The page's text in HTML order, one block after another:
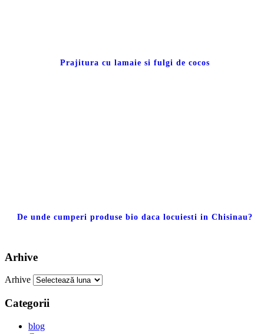
Prajitura cu lamaie si fulgi de cocos
De unde cumperi produse bio daca locuiesti in Chisinau?
Arhive
Arhive
Categorii
blog